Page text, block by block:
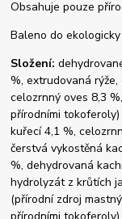
Obsahuje pouze
Baleno do
Složení:
%, extrudovaná
celozrnný oves 8,3
přírodními
kuřecí 4,1 %,
čerstvá vykostěná
%, dehydrovaná
hydrolyzát z krůtích
(přírodní zdroj